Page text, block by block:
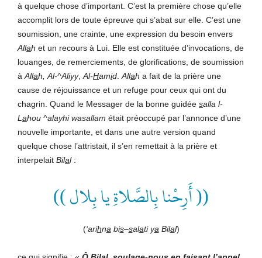
à quelque chose d’important. C’est la première chose qu’elle
accomplit lors de toute épreuve qui s’abat sur elle. C’est une
soumission, une crainte, une expression du besoin envers
Allah et un recours à Lui. Elle est constituée d’invocations, de
louanges, de remerciements, de glorifications, de soumission
à Allah Al-^Aliyy, Al-Hamid Allah a fait de la prière une
cause de réjouissance et un refuge pour ceux qui ont du
chagrin. Quand le Messager de la bonne guidée salla l-
L ahou ^alayhi wasallam était préoccupé par l’annonce d’une
nouvelle importante, et dans une autre version quand
quelque chose l’attristait, il s’en remettait à la prière et
interpelait Bilal:
(( أَرِحْنا بِالصَّلاةِ يا بِلال ))
(‘arihna bis–salatiya Bilal)